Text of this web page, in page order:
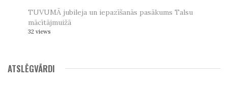
TUVUMĀ jubileja un iepazīšanās pasākums Talsu
mācītājmuižā
32 views
ATSLĒGVĀRDI